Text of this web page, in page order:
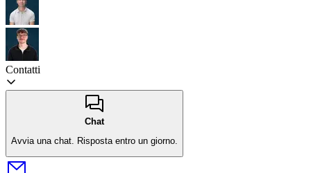
Contatti
Chat
Avvia una chat.
Risposta entro un giorno.